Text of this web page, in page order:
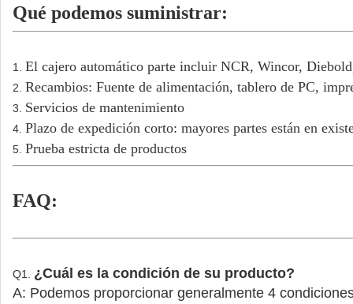
Qué podemos suministrar:
1. El cajero automático parte incluir NCR, Wincor,
2. Recambios: Fuente de alimentación, tablero de PC,
3. Servicios de mantenimiento
4. Plazo de expedición corto: mayores partes están en
5. Prueba estricta de productos
FAQ:
Q1. ¿Cuál es la condición de su producto?
A: Podemos proporcionar generalmente 4